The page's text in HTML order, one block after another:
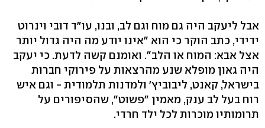
אבל ליעקב היה גם מוח וגם לב, ובנו, עו"ד דובי וינרוט
ידידי, כתב הוקר כי הוא "אינו יודע מה היה גדול יותר
אצל אבא: המוח או הלב". ואומנם קשה לדעת. כי יעקב
היה גאון מופלא שנע מהרצאות על פירוקי חברות
בישראל, קאנט, ליבוביץ' ולמדנות תלמודית - וגם איש
רוח בעל לב ענק, מאמין "פשוט", שהסיפורים על
תרומותיו מוכרות לכל ילד חרדי.